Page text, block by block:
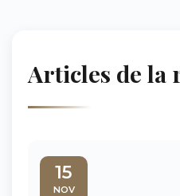
Articles de la
15
NOV